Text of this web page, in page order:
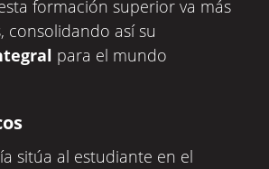
formación superior va más
consolidando así su
para el mundo
sitúa al estudiante en el